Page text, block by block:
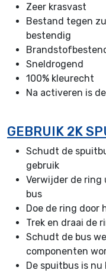
Zeer krasvast
Bestand tegen
bestendig
Sneldrogend
100% kleurecht
Na activeren is
GEBRUIK 2K
Schudt de
gebruik
Verwijder de ring
bus
Doe de ring door
Trek en draai de
Schudt de bus
componenten
De spuitbus is nu